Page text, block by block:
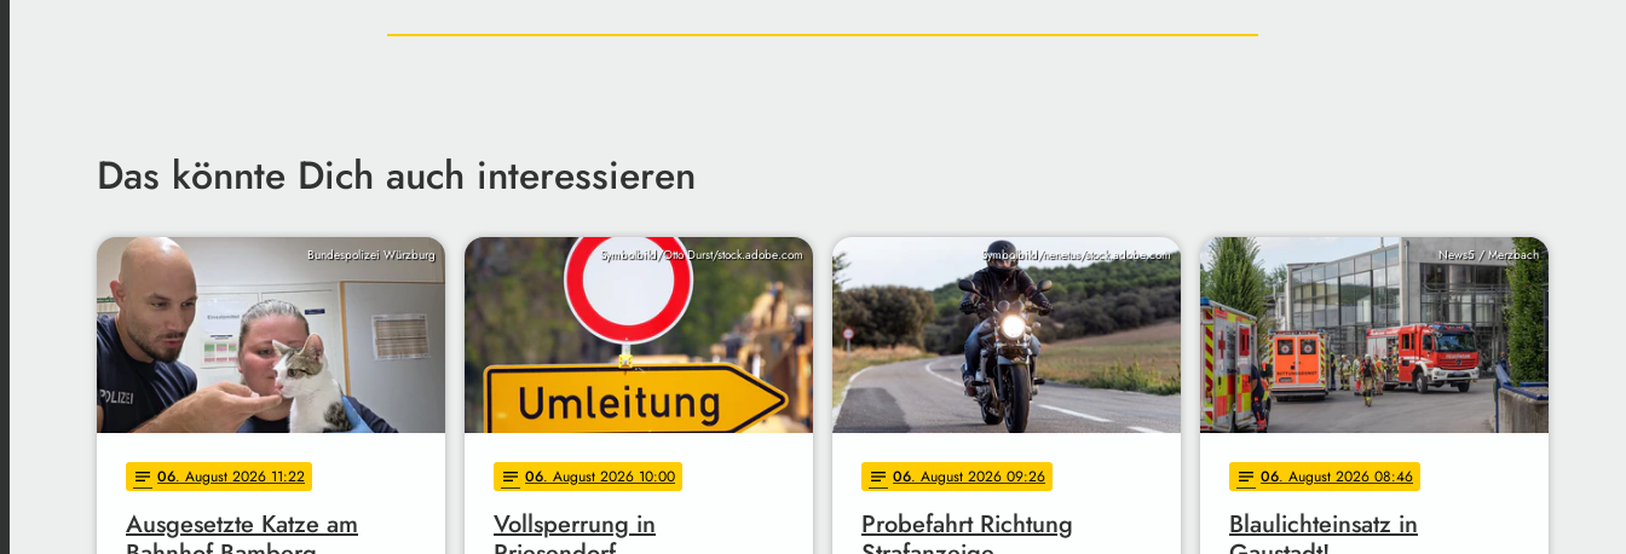
Das könnte Dich auch interessieren
Bundespolizei Würzburg
notes 06. August 2026 11:22
Ausgesetzte Katze am
Symbolbild/Otto Durst/stock.adobe.com
notes 06. August 2026 10:00
Vollsperrung in
Symbolbild/nenetus/stock.adobe.com
notes 06. August 2026 09:26
Probefahrt Richtung
News5 / Merzbach
notes 06. August 2026 08:46
Blaulichteinsatz in